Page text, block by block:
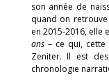
son année de
quand on
en 2015-2016, elle
ans– ce qui, cette
Zeniter. Il est
chronologie